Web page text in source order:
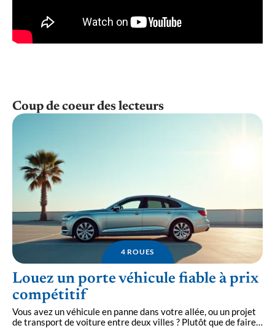
Coup de coeur des lecteurs
4 ROUES
Louez un porte véhicule fiable à prix
compétitif
Vous avez un véhicule en panne dans votre allée, ou un projet
de transport de voiture entre deux villes ? Plutôt que de faire…